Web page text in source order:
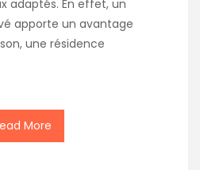
adaptés. En effet, un
apporte un avantage
une résidence
More